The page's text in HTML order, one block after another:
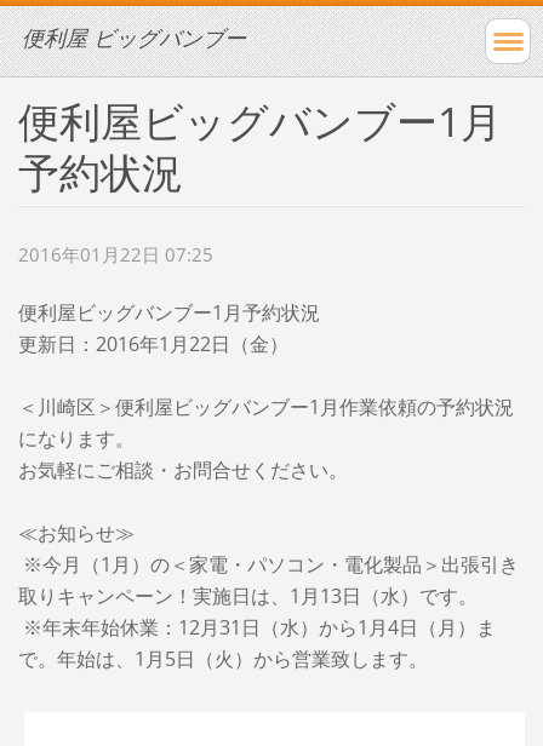
便利屋 ビッグバンブー
便利屋ビッグバンブー1月
予約状況
2016年01月22日 07:25
便利屋ビッグバンブー1月予約状況
更新日：2016年1月22日（金）
＜川崎区＞便利屋ビッグバンブー1月作業依頼の予約状況
になります。
お気軽にご相談・お問合せください。
≪お知らせ≫
※今月（1月）の＜家電・パソコン・電化製品＞出張引き
取りキャンペーン！実施日は、1月13日（水）です。
※年末年始休業：12月31日（水）から1月4日（月）ま
で。年始は、1月5日（火）から営業致します。